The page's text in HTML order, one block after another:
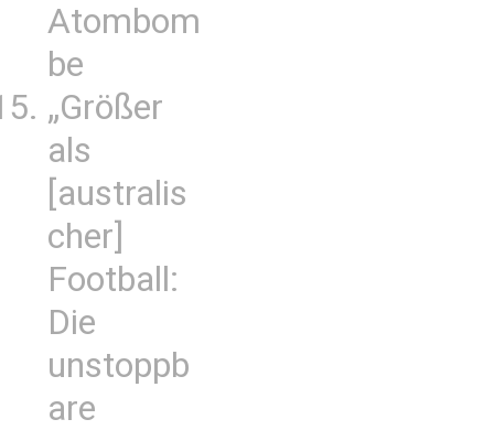
Atombom
be
„Größer
als
[australis
cher]
Football:
Die
unstoppb
are